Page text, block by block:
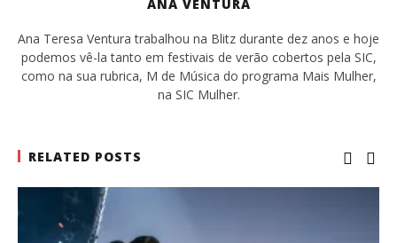
ANA VENTURA
Ana Teresa Ventura trabalhou na Blitz durante dez anos e hoje
podemos vê-la tanto em festivais de verão cobertos pela SIC,
como na sua rubrica, M de Música do programa Mais Mulher,
na SIC Mulher.
RELATED POSTS